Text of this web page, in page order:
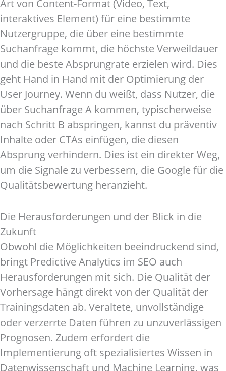
Art von Content-Format (Video, Text,
interaktives Element) für eine bestimmte
Nutzergruppe, die über eine bestimmte
Suchanfrage kommt, die höchste Verweildauer
und die beste Absprungrate erzielen wird. Dies
geht Hand in Hand mit der Optimierung der
User Journey. Wenn du weißt, dass Nutzer, die
über Suchanfrage A kommen, typischerweise
nach Schritt B abspringen, kannst du präventiv
Inhalte oder CTAs einfügen, die diesen
Absprung verhindern. Dies ist ein direkter Weg,
um die Signale zu verbessern, die Google für die
Qualitätsbewertung heranzieht.
Die Herausforderungen und der Blick in die
Zukunft
Obwohl die Möglichkeiten beeindruckend sind,
bringt Predictive Analytics im SEO auch
Herausforderungen mit sich. Die Qualität der
Vorhersage hängt direkt von der Qualität der
Trainingsdaten ab. Veraltete, unvollständige
oder verzerrte Daten führen zu unzuverlässigen
Prognosen. Zudem erfordert die
Implementierung oft spezialisiertes Wissen in
Datenwissenschaft und Machine Learning, was